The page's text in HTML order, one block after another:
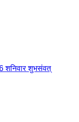
शनिवार शुभसंवत्